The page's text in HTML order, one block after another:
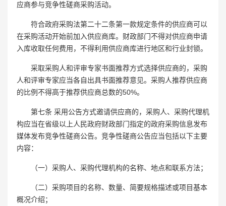
应商参与竞争性磋商采购活动。
符合政府采购法第二十二条第一款规定条件的供应商可以
在采购活动开始前加入供应商库。财政部门不得对供应商申请
入库收取任何费用，不得利用供应商库进行地区和行业封锁。
采取采购人和评审专家书面推荐方式选择供应商的，采购
人和评审专家应当各自出具书面推荐意见。采购人推荐供应商
的比例不得高于推荐供应商总数的50%。
第七条 采用公告方式邀请供应商的，采购人、采购代理机
构应当在省级以上人民政府财政部门指定的政府采购信息发布
媒体发布竞争性磋商公告。竞争性磋商公告应当包括以下主要
内容：
（一）采购人、采购代理机构的名称、地点和联系方法；
（二）采购项目的名称、数量、简要规格描述或项目基本
概况介绍；